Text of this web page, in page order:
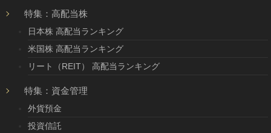
特集：高配当株
日本株 高配当ランキング
米国株 高配当ランキング
リート（REIT） 高配当ランキング
特集：資金管理
外貨預金
投資信託